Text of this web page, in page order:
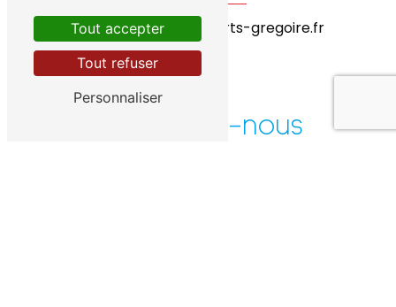
exploitation@transports-gregoire.fr
Contactez-nous
Tout accepter
Tout refuser
Personnaliser